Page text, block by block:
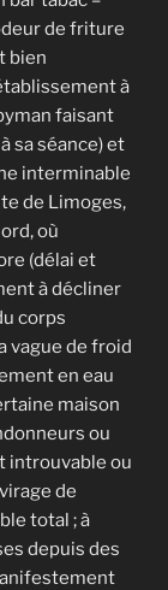
de friture
bien
à
faisant
sa séance) et
interminable
de Limoges,
où
(délai et
à décliner
corps
vague de froid
en eau
maison
ou
introuvable ou
de
total ; à
depuis des